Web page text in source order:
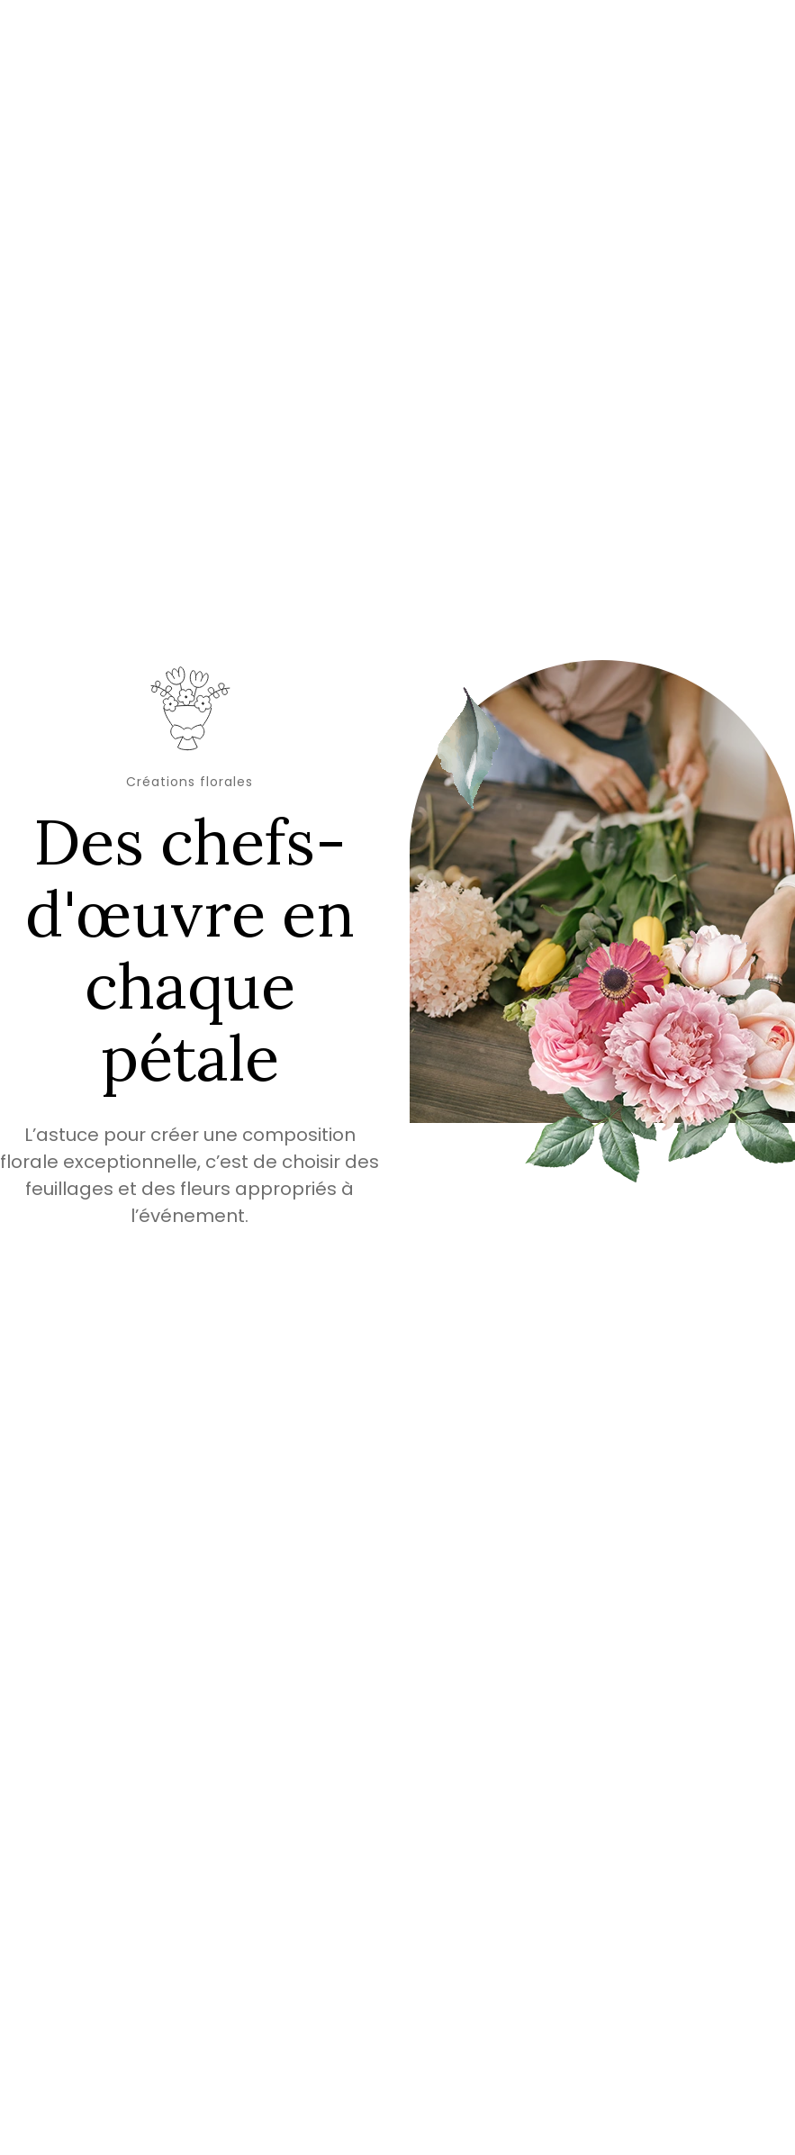
Créations florales
Des chefs-
d'œuvre en
chaque
pétale
L’astuce pour créer une composition
florale exceptionnelle, c’est de choisir des
feuillages et des fleurs appropriés à
l’événement.